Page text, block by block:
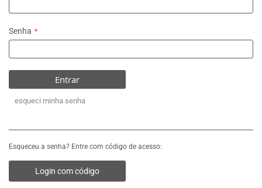
Senha
Entrar
esqueci minha senha
Esqueceu a senha? Entre com código de acesso:
Login com código